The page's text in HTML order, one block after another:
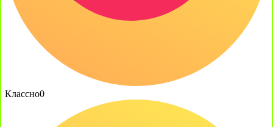
Классно0